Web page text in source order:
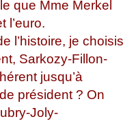
que Mme Merkel
l’euro.
l’histoire, je choisis
Sarkozy-Fillon-
jusqu’à
président ? On
Joly-